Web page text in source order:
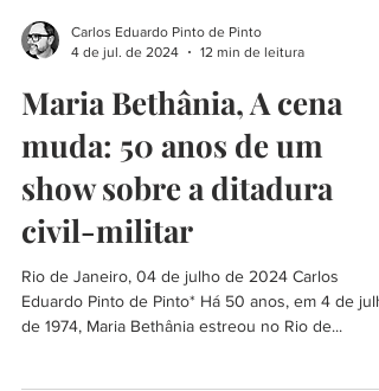
4 de jul. de 2024
12 min de leitura
Maria Bethânia, A cena
muda: 50 anos de um
show sobre a ditadura
civil-militar
Rio de Janeiro, 04 de julho de 2024 Carlos